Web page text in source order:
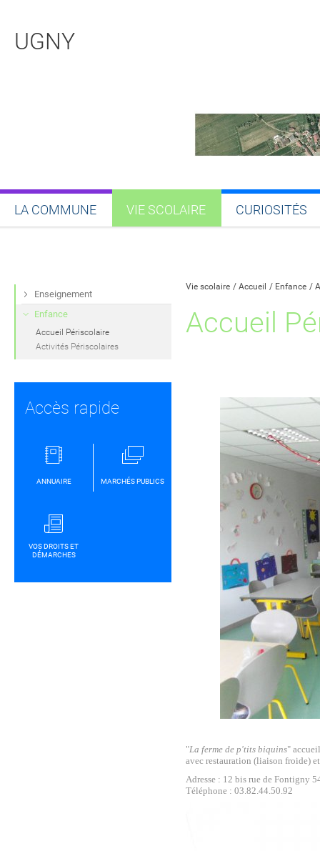
UGNY
LA COMMUNE VIE SCOLAIRE CURIOSITÉS
Vie scolaire Accueil Enfance
Accueil
"La ferme de p'tits biquins"
avec restauration (liaison froide)
Adresse : 12 bis rue de Fontigny
Téléphone : 03.82.44.50.92
Enseignement
Enfance
Accueil Périscolaire
Activités Périscolaires
Accès rapide
ANNUAIRE MARCHÉS PUBLICS
VOS DROITS ET
DÉMARCHES